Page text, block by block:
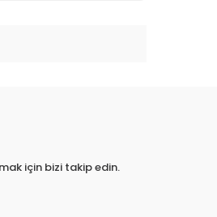
için bizi takip edin.